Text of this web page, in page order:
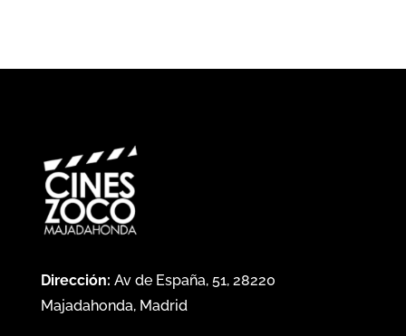
Dirección: Av de España, 51, 28220
Majadahonda, Madrid